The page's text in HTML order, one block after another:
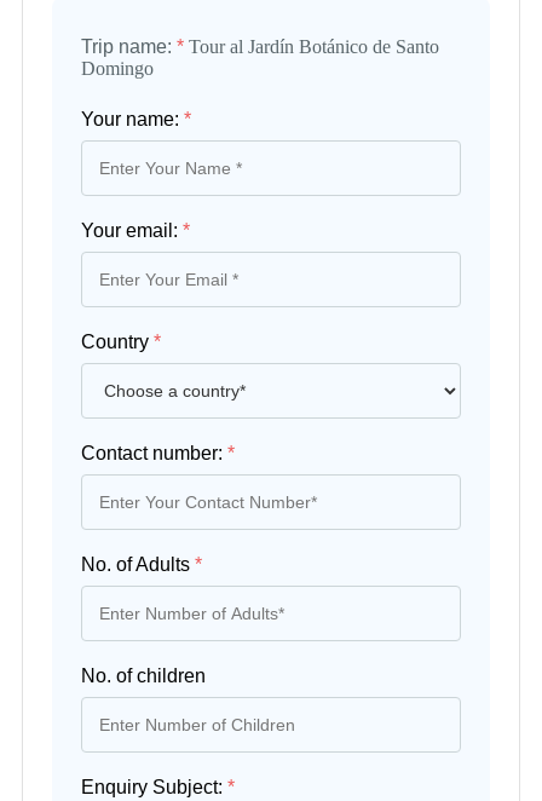
Trip name: * Tour al Jardín Botánico de Santo
Domingo
Your name: *
Your email: *
Country *
Contact number: *
No. of Adults *
No. of children
Enquiry Subject: *